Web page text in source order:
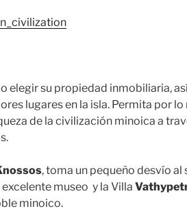
elegir su propiedad inmobiliaria,
lugares en la isla. Permita por
de la civilización minoica a
, toma un pequeño desvío al
museo y la Villa
minoico.